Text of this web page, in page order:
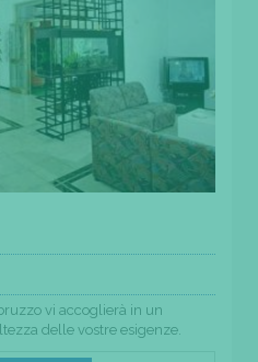
vi accoglierà in un
delle vostre esigenze.